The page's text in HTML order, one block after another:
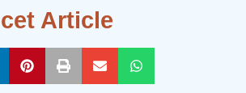
Article